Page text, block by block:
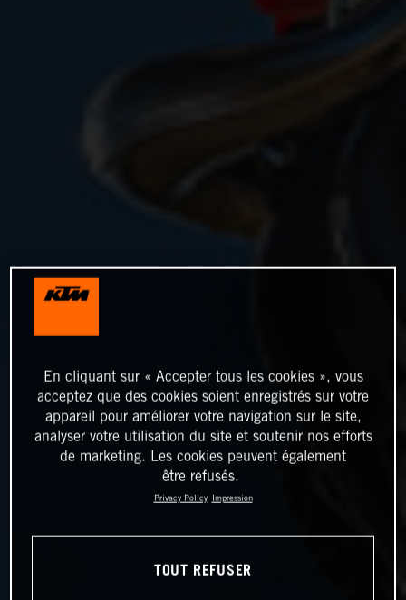
En cliquant sur « Accepter tous les cookies », vous
acceptez que des cookies soient enregistrés sur votre
appareil pour améliorer votre navigation sur le site,
analyser votre utilisation du site et soutenir nos efforts
de marketing. Les cookies peuvent également
être refusés.
Privacy Policy Impression
TOUT REFUSER